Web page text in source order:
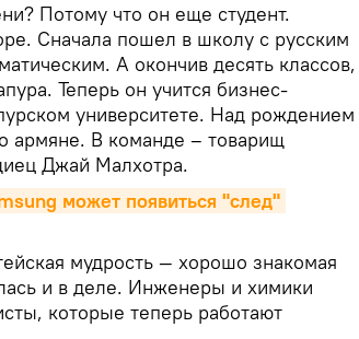
Потому что он еще студент.
Сначала пошел в школу с русским
А окончив десять классов,
Теперь он учится бизнес-
университете. Над рождением
армяне. В команде – товарищ
Джай Малхотра.
может появиться "след"
мудрость — хорошо знакомая
и в деле. Инженеры и химики
которые теперь работают